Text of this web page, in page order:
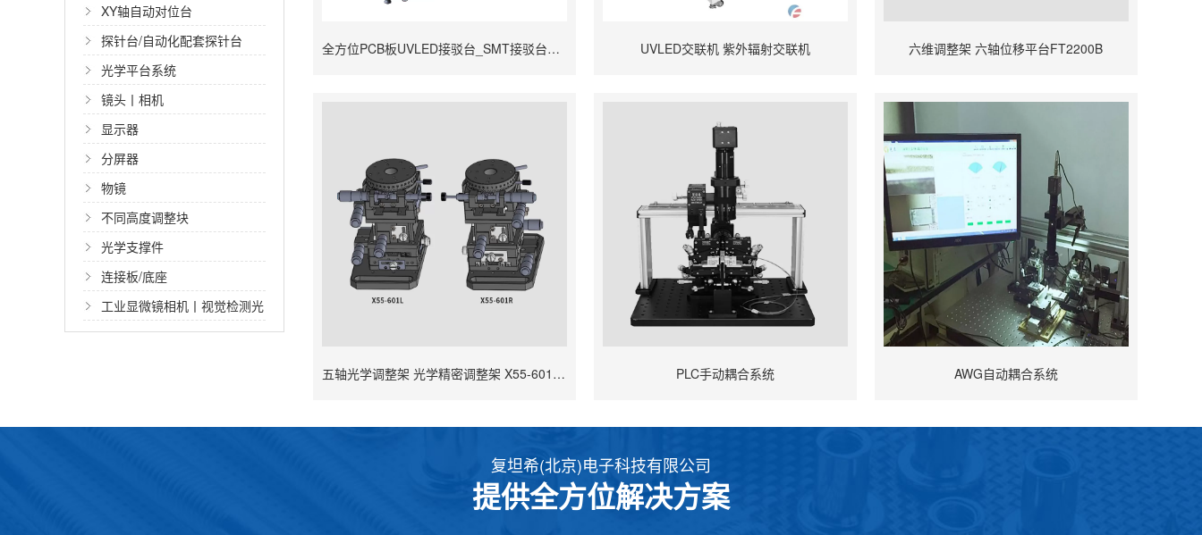
XY轴自动对位台
探针台/自动化配套探针台
光学平台系统
镜头丨相机
显示器
分屏器
物镜
不同高度调整块
光学支撑件
连接板/底座
工业显微镜相机丨视觉检测光
源
全方位PCB板UVLED接驳台_SMT接驳台型UV固化机 UVLED交联机 紫外辐射交联机 六维调整架 六轴位移平台FT2200B
五轴光学调整架 光学精密调整架 X55-601L/X55-601R PLC手动耦合系统 AWG自动耦合系统
复坦希(北京)电子科技有限公司
提供全方位解决方案